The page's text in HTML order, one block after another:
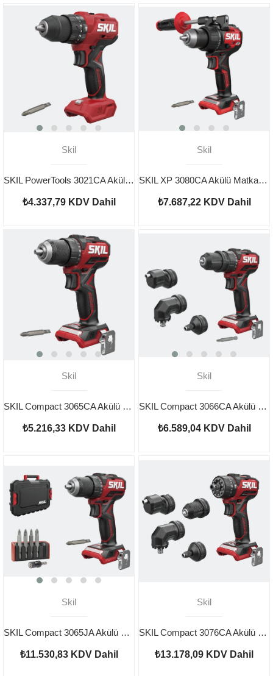
Skil
SKIL PowerTools 3021CA Akülü Darbeli Matkap Vidalama
₺4.337,79 KDV Dahil
Skil
SKIL XP 3080CA Akülü Matkap Vidalama
₺7.687,22 KDV Dahil
Skil
SKIL Compact 3065CA Akülü Matkap Vidalama
₺5.216,33 KDV Dahil
Skil
SKIL Compact 3066CA Akülü 4 Başlıklı Matkap Vidalama
₺6.589,04 KDV Dahil
Skil
SKIL Compact 3065JA Akülü Matkap Vidalama Çantalı
₺11.530,83 KDV Dahil
Skil
SKIL Compact 3076CA Akülü 4 Başlıklı Darbeli Matkap Vidalama
₺13.178,09 KDV Dahil